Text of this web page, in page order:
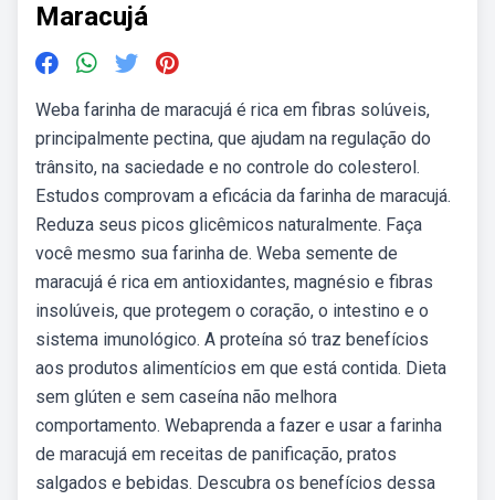
Maracujá
Weba farinha de maracujá é rica em fibras solúveis,
principalmente pectina, que ajudam na regulação do
trânsito, na saciedade e no controle do colesterol.
Estudos comprovam a eficácia da farinha de maracujá.
Reduza seus picos glicêmicos naturalmente. Faça
você mesmo sua farinha de. Weba semente de
maracujá é rica em antioxidantes, magnésio e fibras
insolúveis, que protegem o coração, o intestino e o
sistema imunológico. A proteína só traz benefícios
aos produtos alimentícios em que está contida. Dieta
sem glúten e sem caseína não melhora
comportamento. Webaprenda a fazer e usar a farinha
de maracujá em receitas de panificação, pratos
salgados e bebidas. Descubra os benefícios dessa